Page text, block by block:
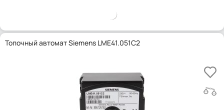
Топочный автомат Siemens LME41.051C2